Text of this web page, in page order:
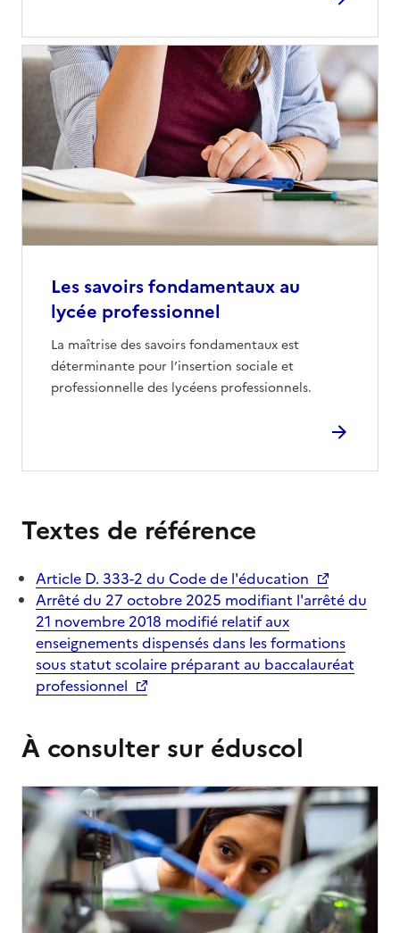
Les savoirs fondamentaux au
lycée professionnel
La maîtrise des savoirs fondamentaux est
déterminante pour l’insertion sociale et
professionnelle des lycéens professionnels.
Textes de référence
Article D. 333-2 du Code de l'éducation
Arrêté du 27 octobre 2025 modifiant l'arrêté du
21 novembre 2018 modifié relatif aux
enseignements dispensés dans les formations
sous statut scolaire préparant au baccalauréat
professionnel
À consulter sur éduscol